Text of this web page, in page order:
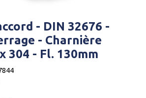
- DIN 32676 -
- Charnière
304 - Fl. 130mm